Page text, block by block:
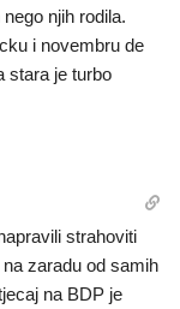
njih rodila.
i novembru de
stara je turbo
strahoviti
zaradu od samih
na BDP je